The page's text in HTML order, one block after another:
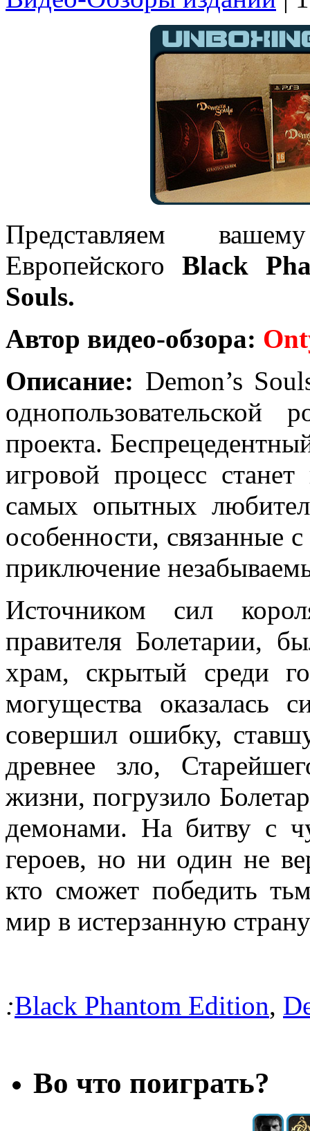
Представляем
Европейского Black
Souls.
Автор видео-обзора:
Описание: Demon’s
проекта.
игровой процесс
самых опытных
особенности, связанные
приключение
Источником сил
правителя Болетарии,
храм, скрытый среди
могущества оказалась
совершил ошибку,
древнее зло,
жизни, погрузило
демонами. На битву с
героев, но ни один не
кто сможет победить
мир в истерзанную
:Black Phantom Edition,
Во что поиграть?